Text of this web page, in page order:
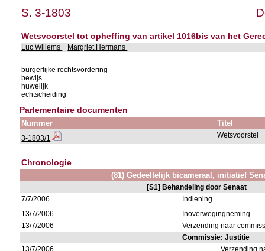
S. 3-1803
Wetsvoorstel tot opheffing van artikel 1016bis van het
Luc Willems Margriet Hermans
burgerlijke rechtsvordering
bewijs
huwelijk
echtscheiding
Parlementaire documenten
Nummer Titel
3-1803/1 Wetsvoorstel
Chronologie
(81) Gedeeltelijk bicameraal, initiatief
[S1] Behandeling door Senaat
7/7/2006
Indiening
13/7/2006
Inoverwegingneming
13/7/2006
Verzending naar
Commissie: Justitie
13/7/2006
Verzending